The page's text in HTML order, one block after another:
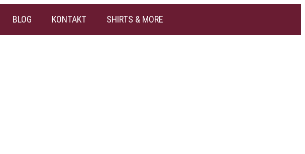
BLOG KONTAKT SHIRTS & MORE